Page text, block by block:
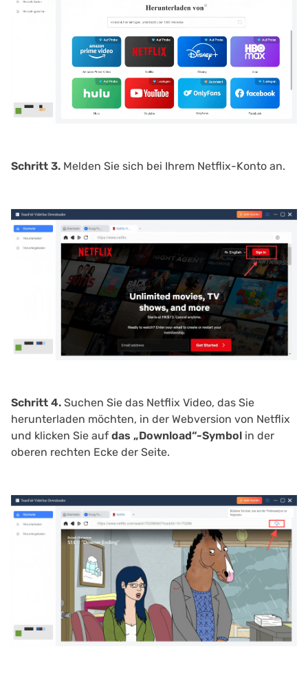
Schritt 3. Melden Sie sich bei Ihrem Netflix-Konto an.
Schritt 4. Suchen Sie das Netflix Video, das Sie
herunterladen möchten, in der Webversion von Netflix
und klicken Sie auf das „Download“-Symbol in der
oberen rechten Ecke der Seite.